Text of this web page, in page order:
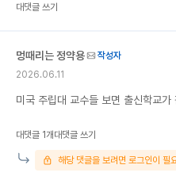
대댓글 쓰기
멍때리는 정약용
작성자
2026.06.11
미국 주립대 교수들 보면 출신학교
대댓글 1개대댓글 쓰기
해당 댓글을 보려면 로그인이 필